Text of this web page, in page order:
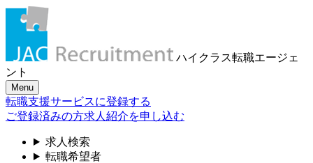
ハイクラス転職エージェ
ント
Menu
転職支援サービスに登録する
ご登録済みの方求人紹介を申し込む
求人検索
転職希望者